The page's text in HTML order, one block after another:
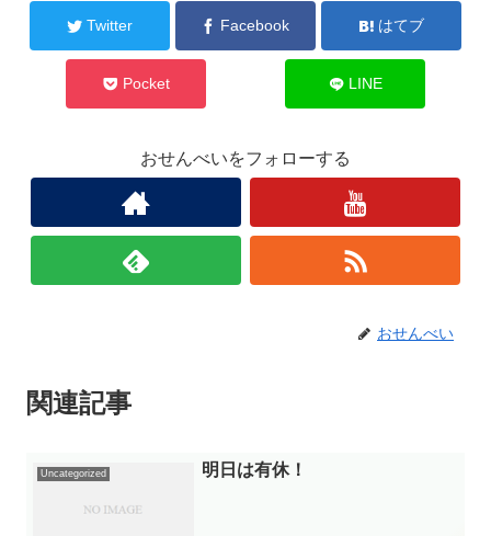
Twitter Facebook はてブ
Pocket LINE
おせんべいをフォローする
おせんべい
関連記事
Uncategorized 明日は有休！